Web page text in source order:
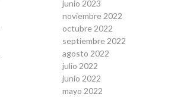
junio 2023
noviembre 2022
octubre 2022
septiembre 2022
agosto 2022
julio 2022
junio 2022
mayo 2022